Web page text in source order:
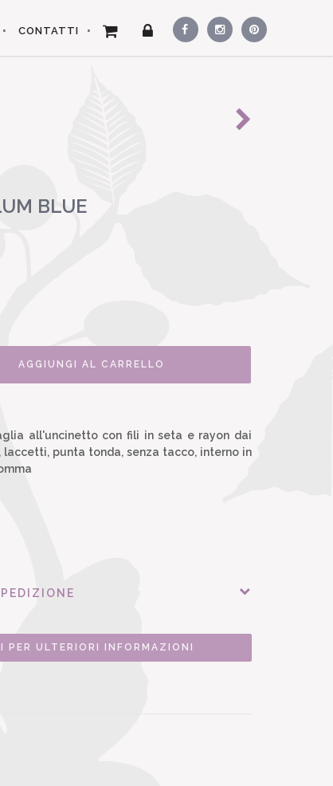
CONTATTI
BLUE
AGGIUNGI AL CARRELLO
all'uncinetto con fili in seta e rayon dai
laccetti, punta tonda, senza tacco, interno in
PER ULTERIORI INFORMAZIONI